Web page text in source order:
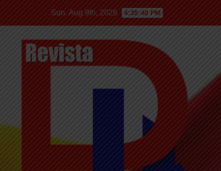
Sun. Aug 9th, 2026 4:35:41 PM